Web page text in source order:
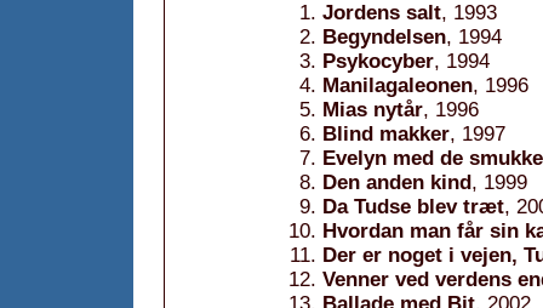
Jordens salt, 1993
Begyndelsen, 1994
Psykocyber, 1994
Manilagaleonen, 1996
Mias nytår, 1996
Blind makker, 1997
Evelyn med de
Den anden kind, 1999
Da Tudse blev træt,
Hvordan man får sin
Der er noget i vejen,
Venner ved verdens